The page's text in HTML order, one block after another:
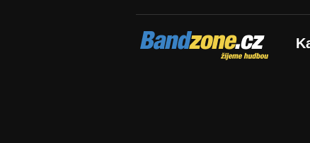
Bandzone.cz
žijeme hudbou